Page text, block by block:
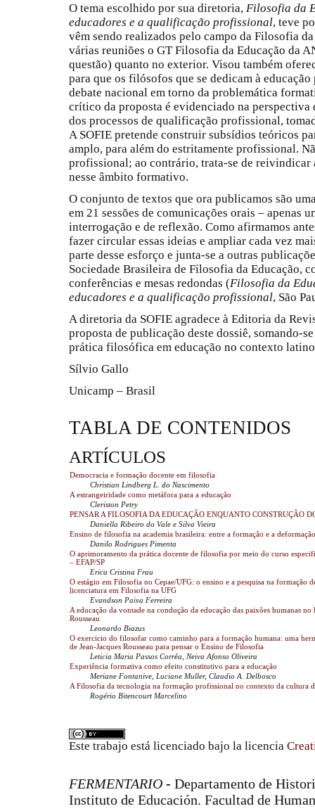
O tema escolhido por sua diretoria, Filosofia da
educadores e a qualificação profissional, teve
vêm sendo realizados pelo campo da Filosofia
várias reuniões o GT Filosofia da Educação da
questão) quanto no exterior. Visou também
para que os filósofos que se dedicam à
debate nacional em torno da problemática
crítico da proposta é evidenciado na
dos processos de qualificação profissional,
A SOFIE pretende construir subsídios teóricos
amplo, para além do estritamente profissional.
profissional; ao contrário, trata-se de
nesse âmbito formativo.
O conjunto de textos que ora publicamos são
em 21 sessões de comunicações orais – apenas
interrogação e de reflexão. Como afirmamos
fazer circular essas ideias e ampliar cada vez
parte desse esforço e junta-se a outras
Sociedade Brasileira de Filosofia da Educação,
conferências e mesas redondas (Filosofia da
educadores e a qualificação profissional, São
A diretoria da SOFIE agradece à Editoria da
proposta de publicação deste dossiê, somando-
prática filosófica em educação no contexto
Sílvio Gallo
Unicamp – Brasil
TABLA DE CONTENIDOS
ARTÍCULOS
Democracia e formação docente em filosofia
Christian Lindberg L. do Nascimento
A estrangeiridade como metáfora para a educação
Cleriston Petry
PENSAR A FILOSOFIA DA EDUCAÇÃO ENQUANTO CONSTRUÇÃO
Daniella Ribeiro do Vale e Silva Vieira
Ensino de filosofia na academia brasileira: entre a formação e a deformação
Danilo Rodrigues Pimenta
O aprimoramento da prática docente de filosofia por meio do curso
– EFAP/SP
Erica Cristina Frau
O estágio em Filosofia no Cepae/UFG: o ensino e a pesquisa na formação
licenciatura em Filosofia na UFG
Evandson Paiva Ferreira
A educação da vontade na condução da educação das paixões humanas
Rousseau
Leonardo Biazus
O exercicio do filosofar como caminho para a formação humana: uma
de Jean-Jacques Rousseau para pensar o Ensino de Filosofia
Leticia Maria Passos Corrêa, Neiva Afonso Oliveira
Experiência formativa como efeito constitutivo para a educação
Meriane Fontanive, Luciane Muller, Claudio A. Delbosco
A Filosofia da tecnologia na formação profissional no contexto da cultura
Rogério Bitencourt Marcelino
Este trabajo está licenciado bajo la licencia
FERMENTARIO - Departamento de
Instituto de Educación. Facultad de